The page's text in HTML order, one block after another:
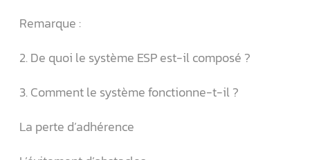
Remarque :
2. De quoi le système ESP est-il composé ?
3. Comment le système fonctionne-t-il ?
La perte d’adhérence